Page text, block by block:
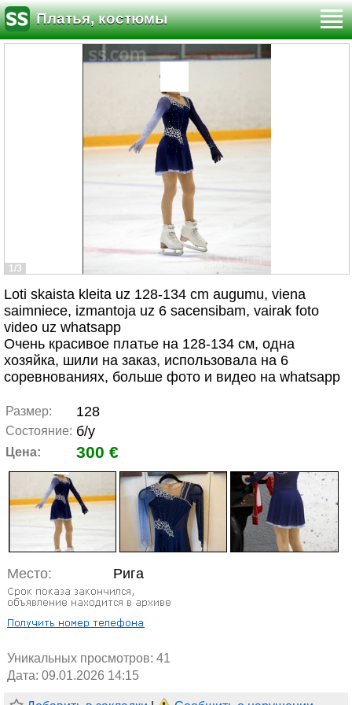
Платья, костюмы
1/3
Loti skaista kleita uz 128-134 cm augumu, viena
saimniece, izmantoja uz 6 sacensibam, vairak foto
video uz whatsapp
Очень красивое платье на 128-134 см, одна
хозяйка, шили на заказ, использовала на 6
соревнованиях, больше фото и видео на whatsapp
Размер: 128
Состояние: б/у
Цена: 300 €
Место: Рига
Уникальных просмотров: 41
Дата: 09.01.2026 14:15